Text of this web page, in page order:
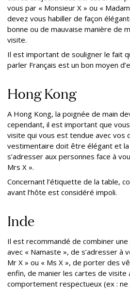
vous par « Monsieur X » ou «
devez vous habiller de façon
bonne ou de mauvaise manière de
visite.
Il est important de souligner le fait
parler Français est un bon moyen
Hong Kong
A Hong Kong, la poignée de main
cependant, il est important que
visite qui vous est tendue avec vos
vestimentaire doit être élégant et la
s’adresser aux personnes face à
Mrs X ».
Concernant l’étiquette de la table,
avant l’hôte est considéré impoli.
Inde
Il est recommandé de combiner
avec « Namaste », de s’adresser à
Mr X » ou « Ms X », de porter des
enfin, de manier les cartes de visite
comportement respectueux (ex :